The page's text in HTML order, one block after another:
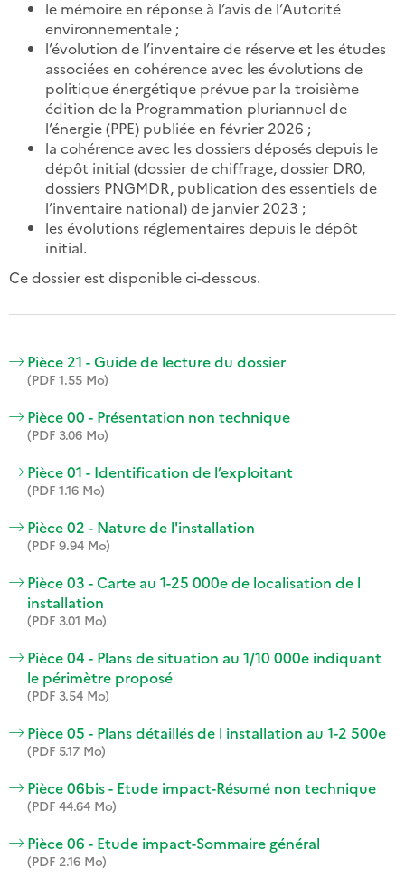
le mémoire en réponse à l’avis de l’Autorité
environnementale ;
l’évolution de l’inventaire de réserve et les études
associées en cohérence avec les évolutions de
politique énergétique prévue par la troisième
édition de la Programmation pluriannuel de
l’énergie (PPE) publiée en février 2026 ;
la cohérence avec les dossiers déposés depuis le
dépôt initial (dossier de chiffrage, dossier DR0,
dossiers PNGMDR, publication des essentiels de
l’inventaire national) de janvier 2023 ;
les évolutions réglementaires depuis le dépôt
initial.
Ce dossier est disponible ci-dessous.
Pièce 21 - Guide de lecture du dossier
(PDF 1.55 Mo)
Pièce 00 - Présentation non technique
(PDF 3.06 Mo)
Pièce 01 - Identification de l’exploitant
(PDF 1.16 Mo)
Pièce 02 - Nature de l'installation
(PDF 9.94 Mo)
Pièce 03 - Carte au 1-25 000e de localisation de l
installation
(PDF 3.01 Mo)
Pièce 04 - Plans de situation au 1/10 000e indiquant
le périmètre proposé
(PDF 3.54 Mo)
Pièce 05 - Plans détaillés de l installation au 1-2 500e
(PDF 5.17 Mo)
Pièce 06bis - Etude impact-Résumé non technique
(PDF 44.64 Mo)
Pièce 06 - Etude impact-Sommaire général
(PDF 2.16 Mo)